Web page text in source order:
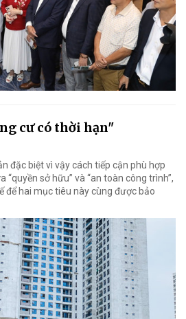
cư có thời hạn"
đặc biệt vì vậy cách tiếp cận phù hợp
“quyền sở hữu” và “an toàn công trình”,
để hai mục tiêu này cùng được bảo